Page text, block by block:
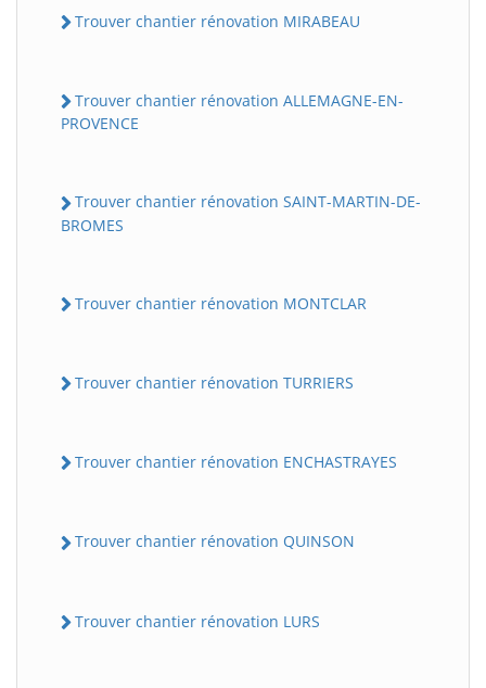
Trouver chantier rénovation MIRABEAU
Trouver chantier rénovation ALLEMAGNE-EN-
PROVENCE
Trouver chantier rénovation SAINT-MARTIN-DE-
BROMES
Trouver chantier rénovation MONTCLAR
Trouver chantier rénovation TURRIERS
Trouver chantier rénovation ENCHASTRAYES
Trouver chantier rénovation QUINSON
Trouver chantier rénovation LURS